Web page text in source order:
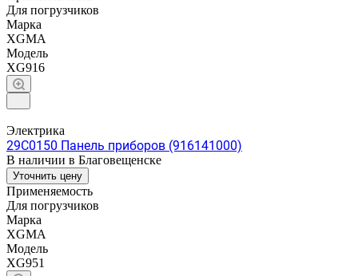
Для погрузчиков
Марка
XGMA
Модель
XG916
Электрика
29C0150 Панель приборов (916141000)
В наличии в Благовещенске
Уточнить цену
Применяемость
Для погрузчиков
Марка
XGMA
Модель
XG951